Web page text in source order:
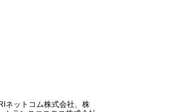
ネットコム株式会社、株